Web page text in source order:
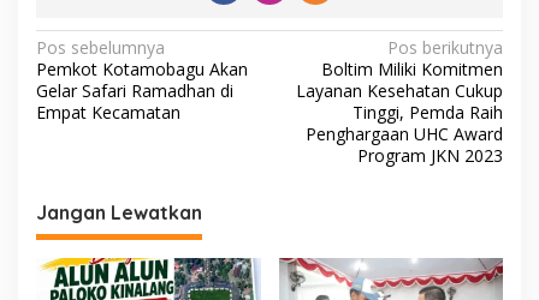
N
a
v
a
s
Pos sebelumnya
Pemkot Kotamobagu Akan
Gelar Safari Ramadhan di
Empat Kecamatan
Pos berikutnya
Boltim Miliki Komitmen
Layanan Kesehatan Cukup
Tinggi, Pemda Raih
Penghargaan UHC Award
Program JKN 2023
Jangan Lewatkan